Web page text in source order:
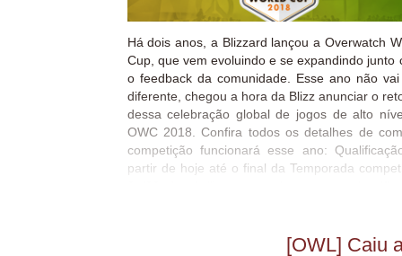
Há dois anos, a Blizzard lançou a Overwatch
Cup, que vem evoluindo e se expandindo junto
o feedback da comunidade. Esse ano não
diferente, chegou a hora da Blizz anunciar o
dessa celebração global de jogos de alto
OWC 2018. Confira todos os detalhes de
competição funcionará esse ano:
partir de hoje até o final da Temporada
pode ser rastreado no site da Overwatch
[OWL] Caiu